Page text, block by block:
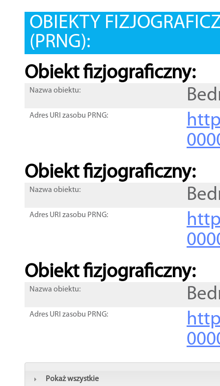
OBIEKTY
(PRNG):
Obiekt fizjograficzny:
Nazwa obiektu:
Adres URI zasobu PRNG:
Obiekt fizjograficzny:
Nazwa obiektu:
Adres URI zasobu PRNG:
Obiekt fizjograficzny:
Nazwa obiektu:
Adres URI zasobu PRNG:
Pokaż wszystkie